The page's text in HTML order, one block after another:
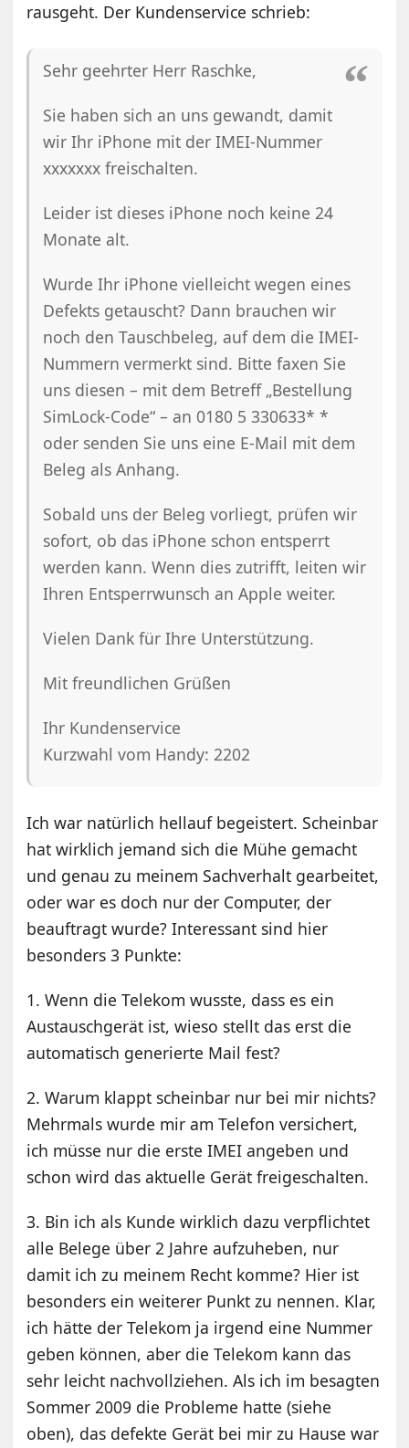
rausgeht. Der Kundenservice schrieb:
Sehr geehrter Herr Raschke,
Sie haben sich an uns gewandt, damit
wir Ihr iPhone mit der IMEI-Nummer
xxxxxxx freischalten.
Leider ist dieses iPhone noch keine 24
Monate alt.
Wurde Ihr iPhone vielleicht wegen eines
Defekts getauscht? Dann brauchen wir
noch den Tauschbeleg, auf dem die IMEI-
Nummern vermerkt sind. Bitte faxen Sie
uns diesen – mit dem Betreff „Bestellung
SimLock-Code“ – an 0180 5 330633* *
oder senden Sie uns eine E-Mail mit dem
Beleg als Anhang.
Sobald uns der Beleg vorliegt, prüfen wir
sofort, ob das iPhone schon entsperrt
werden kann. Wenn dies zutrifft, leiten wir
Ihren Entsperrwunsch an Apple weiter.
Vielen Dank für Ihre Unterstützung.
Mit freundlichen Grüßen
Ihr Kundenservice
Kurzwahl vom Handy: 2202
Ich war natürlich hellauf begeistert. Scheinbar
hat wirklich jemand sich die Mühe gemacht
und genau zu meinem Sachverhalt gearbeitet,
oder war es doch nur der Computer, der
beauftragt wurde? Interessant sind hier
besonders 3 Punkte:
1. Wenn die Telekom wusste, dass es ein
Austauschgerät ist, wieso stellt das erst die
automatisch generierte Mail fest?
2. Warum klappt scheinbar nur bei mir nichts?
Mehrmals wurde mir am Telefon versichert,
ich müsse nur die erste IMEI angeben und
schon wird das aktuelle Gerät freigeschalten.
3. Bin ich als Kunde wirklich dazu verpflichtet
alle Belege über 2 Jahre aufzuheben, nur
damit ich zu meinem Recht komme? Hier ist
besonders ein weiterer Punkt zu nennen. Klar,
ich hätte der Telekom ja irgend eine Nummer
geben können, aber die Telekom kann das
sehr leicht nachvollziehen. Als ich im besagten
Sommer 2009 die Probleme hatte (siehe
oben), das defekte Gerät bei mir zu Hause war